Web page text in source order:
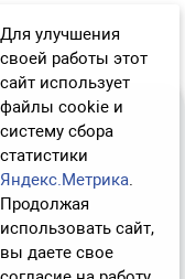
Для улучшения
своей работы этот
сайт использует
файлы cookie и
систему сбора
статистики
Яндекс.Метрика.
Продолжая
использовать сайт,
вы даете свое